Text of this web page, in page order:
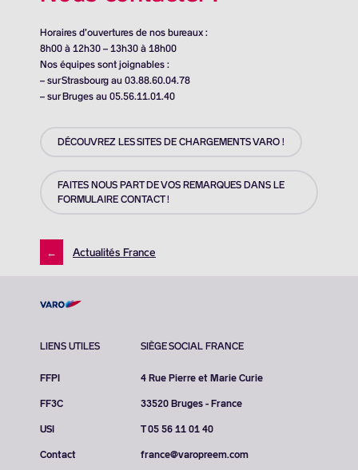
Horaires d’ouvertures de nos bureaux :
8h00 à 12h30 – 13h30 à 18h00
Nos équipes sont joignables :
– sur Strasbourg au 03.88.60.04.78
– sur Bruges au 05.56.11.01.40
DÉCOUVREZ LES SITES DE CHARGEMENTS VARO !
FAITES NOUS PART DE VOS REMARQUES DANS LE
FORMULAIRE CONTACT !
← Actualités France
LIENS UTILES
FFPI
FF3C
USI
Contact
SIÈGE SOCIAL FRANCE
4 Rue Pierre et Marie Curie
33520 Bruges - France
T 05 56 11 01 40
france@varopreem.com